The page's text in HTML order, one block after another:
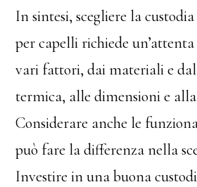
In sintesi, scegliere la
per capelli richiede
vari fattori, dai materiali e
termica, alle dimensioni e
Considerare anche le
può fare la differenza nella
Investire in una buona